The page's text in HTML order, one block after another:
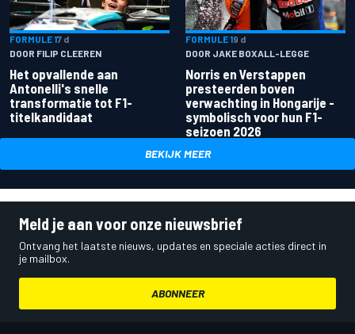
FORMULE 17 d
DOOR FILIP CLEEREN
Het opvallende aan
Antonelli's snelle
transformatie tot F1-
titelkandidaat
FORMULE 19 d
DOOR JAKE BOXALL-LEGGE
Norris en Verstappen
presteerden boven
verwachting in Hongarije -
symbolisch voor hun F1-
seizoen 2026
BEKIJK MEER
Meld je aan voor onze nieuwsbrief
Ontvang het laatste nieuws, updates en speciale acties direct in
je mailbox.
ABONNEER